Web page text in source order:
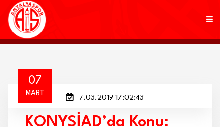
KULÜP
AKADEMİ
07
MART
7.03.2019 17:02:43
KONYSİAD’da Konu: